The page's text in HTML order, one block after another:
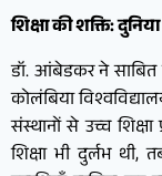
शिक्षा की शक्ति:
डॉ. आंबेडकर ने साबित
कोलंबिया
संस्थानों से उच्च
शिक्षा भी दुर्लभ थी,